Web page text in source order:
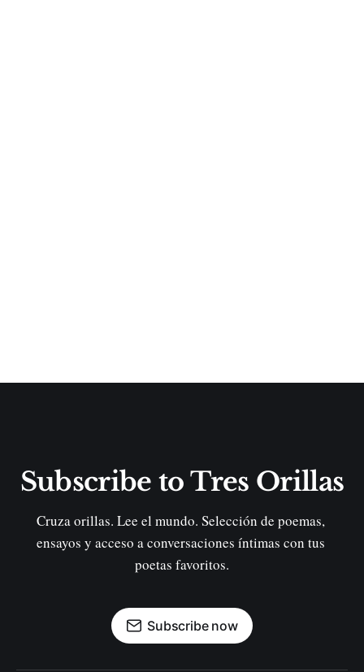
Subscribe to Tres Orillas
Cruza orillas. Lee el mundo. Selección de poemas,
ensayos y acceso a conversaciones íntimas con tus
poetas favoritos.
Subscribe now